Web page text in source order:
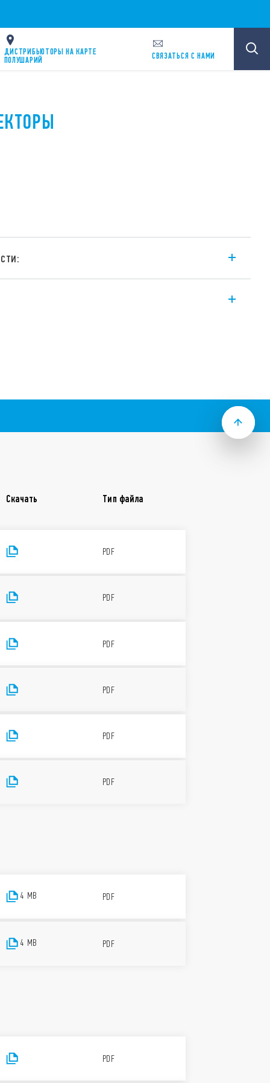
ДИСТРИБЬЮТОРЫ НА КАРТЕ
ПОЛУШАРИЙ
CВЯЗАТЬСЯ С НАМИ
0031 для помещений с высокими
Скачать Тип файла
PDF
PDF
PDF
PDF
PDF
PDF
4 MB PDF
4 MB PDF
PDF